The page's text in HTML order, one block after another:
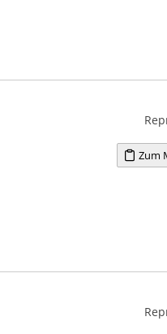
Zum